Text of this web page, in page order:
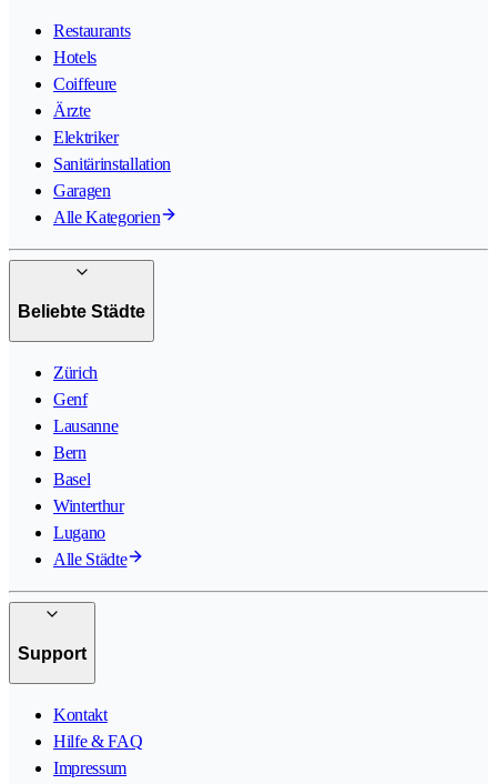
Restaurants
Hotels
Coiffeure
Ärzte
Elektriker
Sanitärinstallation
Garagen
Alle Kategorien
Beliebte Städte
Zürich
Genf
Lausanne
Bern
Basel
Winterthur
Lugano
Alle Städte
Support
Kontakt
Hilfe & FAQ
Impressum